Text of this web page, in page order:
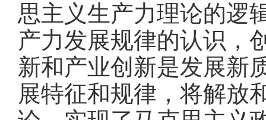
思主义生产力理论的逻
产力发展规律的认识，
新和产业创新是发展新
展特征和规律，将解放